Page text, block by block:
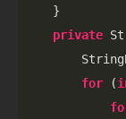
    }
private
for (